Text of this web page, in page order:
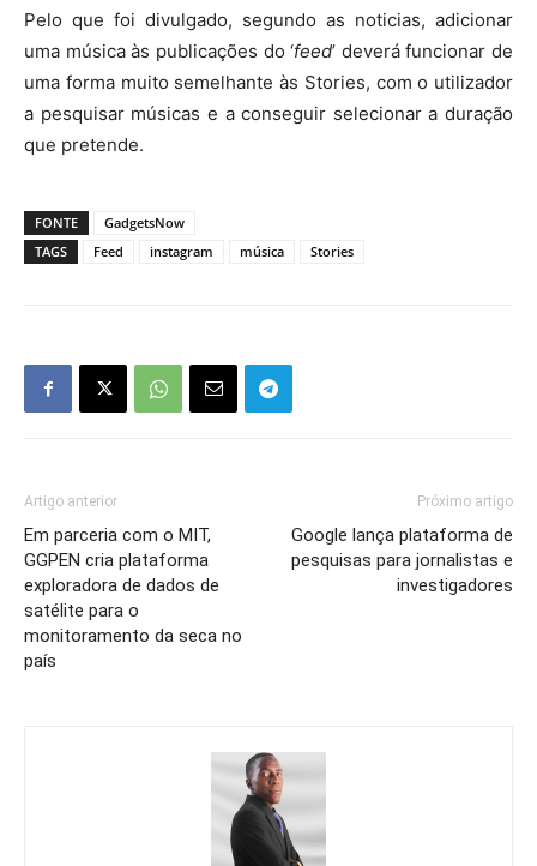
Pelo que foi divulgado, segundo as noticias, adicionar
uma música às publicações do ‘feed’ deverá funcionar de
uma forma muito semelhante às Stories, com o utilizador
a pesquisar músicas e a conseguir selecionar a duração
que pretende.
FONTE
GadgetsNow
TAGS
Feed instagram música Stories
Artigo anterior
Em parceria com o MIT,
GGPEN cria plataforma
exploradora de dados de
satélite para o
monitoramento da seca no
país
Próximo artigo
Google lança plataforma de
pesquisas para jornalistas e
investigadores